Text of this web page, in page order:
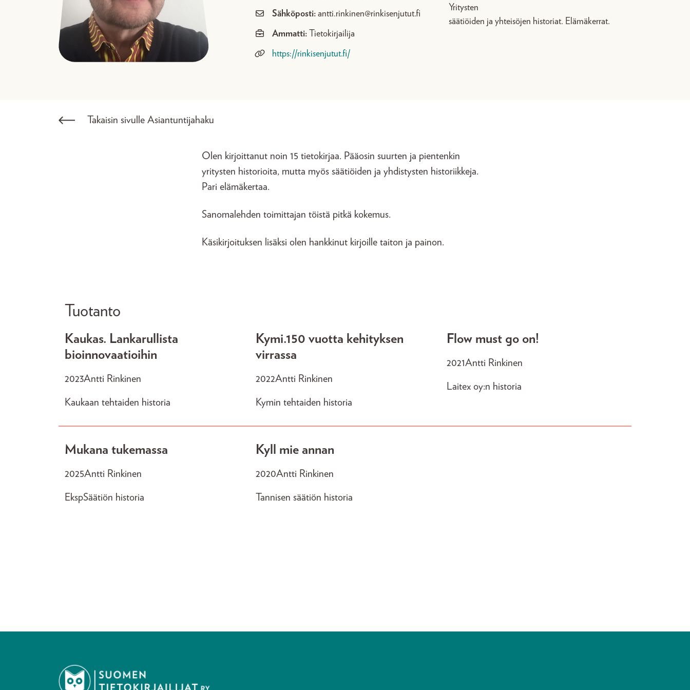
Sähköposti: antti.rinkinen@rinkisenjutut.fi
Ammatti: Tietokirjailija
https://rinkisenjutut.fi/
Yritysten
säätiöiden ja yhteisöjen historiat. Elämäkerrat.
Takaisin sivulle Asiantuntijahaku
Olen kirjoittanut noin 15 tietokirjaa. Pääosin suurten ja pientenkin
yritysten historioita, mutta myös säätiöiden ja yhdistysten historiikkeja.
Pari elämäkertaa.
Sanomalehden toimittajan töistä pitkä kokemus.
Käsikirjoituksen lisäksi olen hankkinut kirjoille taiton ja painon.
Tuotanto
Kaukas. Lankarullista
bioinnovaatioihin
2023Antti Rinkinen
Kaukaan tehtaiden historia
Kymi.150 vuotta kehityksen
virrassa
2022Antti Rinkinen
Kymin tehtaiden historia
Flow must go on!
2021Antti Rinkinen
Laitex oy:n historia
Mukana tukemassa
2025Antti Rinkinen
EkspSäätiön historia
Kyll mie annan
2020Antti Rinkinen
Tannisen säätiön historia